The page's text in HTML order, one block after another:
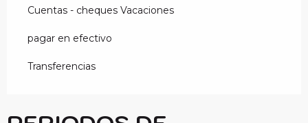
Cuentas - cheques Vacaciones
pagar en efectivo
Transferencias